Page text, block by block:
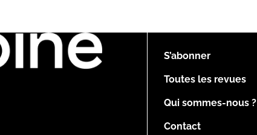
S’abonner
Toutes les revues
Qui sommes-nous ?
Contact